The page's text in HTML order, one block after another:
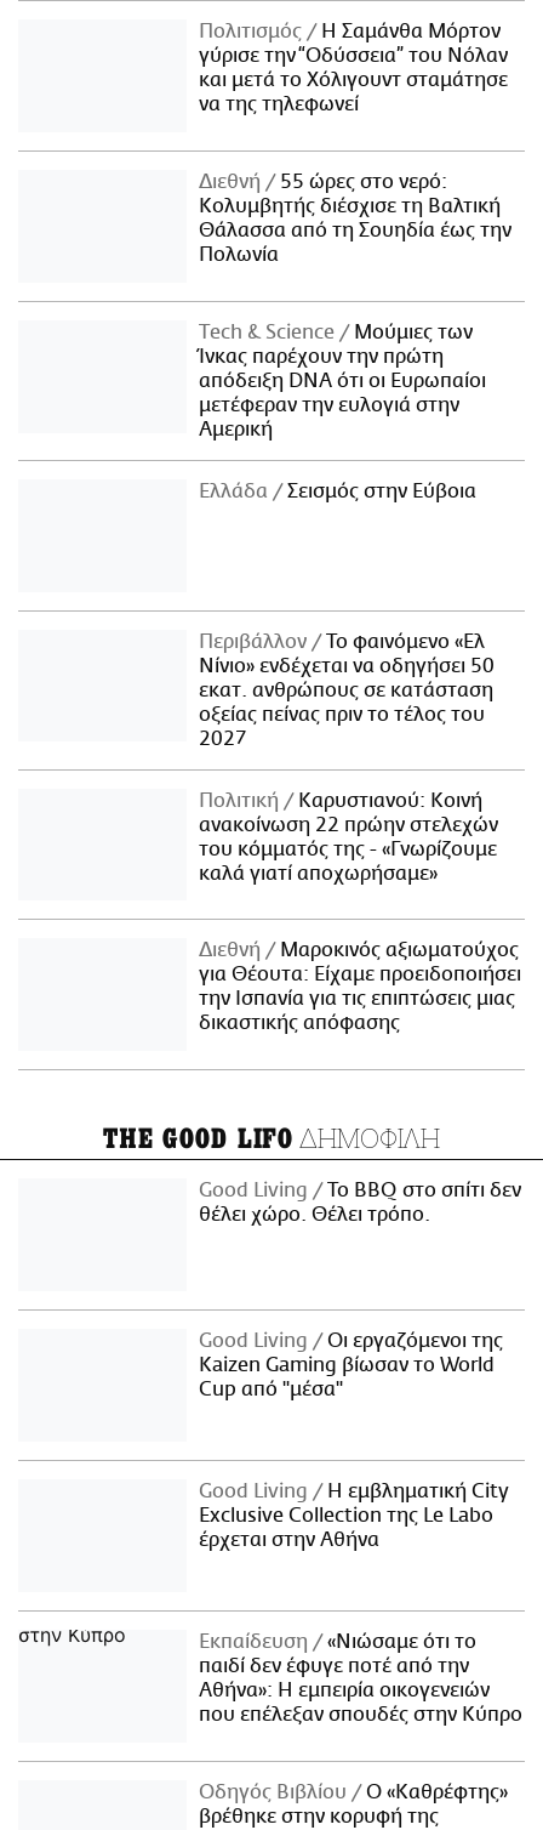
Πολιτισμός
Η Σαμάνθα Μόρτον
γύρισε την “Οδύσσεια” του Νόλαν
και μετά το Χόλιγουντ σταμάτησε
να της τηλεφωνεί
Διεθνή
55 ώρες στο νερό:
Κολυμβητής διέσχισε τη Βαλτική
Θάλασσα από τη Σουηδία έως την
Πολωνία
Τech & Science
Μούμιες των
Ίνκας παρέχουν την πρώτη
απόδειξη DNA ότι οι Ευρωπαίοι
μετέφεραν την ευλογιά στην
Αμερική
Ελλάδα Σεισμός στην Εύβοια
Περιβάλλον
Το φαινόμενο «Ελ
Νίνιο» ενδέχεται να οδηγήσει 50
εκατ. ανθρώπους σε κατάσταση
οξείας πείνας πριν το τέλος του
2027
Πολιτική
Καρυστιανού: Κοινή
ανακοίνωση 22 πρώην στελεχών
του κόμματός της - «Γνωρίζουμε
καλά γιατί αποχωρήσαμε»
Διεθνή
Μαροκινός αξιωματούχος
για Θέουτα: Είχαμε προειδοποιήσει
την Ισπανία για τις επιπτώσεις μιας
δικαστικής απόφασης
THE GOOD LIFO ΔΗΜΟΦΙΛΗ
Good Living
Το BBQ στο σπίτι δεν
θέλει χώρο. Θέλει τρόπο.
Good Living
Οι εργαζόμενοι της
Kaizen Gaming βίωσαν το World
Cup από "μέσα"
Good Living
Η εμβληματική City
Exclusive Collection της Le Labo
έρχεται στην Αθήνα
Εκπαίδευση
«Νιώσαμε ότι το
παιδί δεν έφυγε ποτέ από την
Αθήνα»: Η εμπειρία οικογενειών
που επέλεξαν σπουδές στην Κύπρο
Οδηγός Βιβλίου
Ο «Καθρέφτης»
βρέθηκε στην κορυφή της